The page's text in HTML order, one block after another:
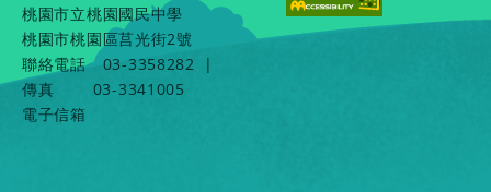
桃園市立桃園國民中學
桃園市桃園區莒光街2號
聯絡電話
03-3358282
|
傳真
03-3341005
電子信箱